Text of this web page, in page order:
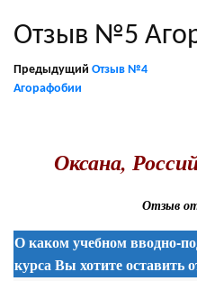
Отзыв №5
Предыдущий Отзыв №4
Агорафобии
Оксана,
Отзыв
О каком учебном вводно-
курса Вы хотите оставить